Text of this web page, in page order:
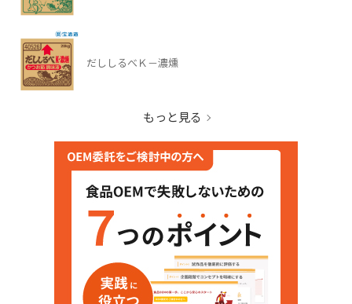
だししるべＫ－濃燻
もっと見る